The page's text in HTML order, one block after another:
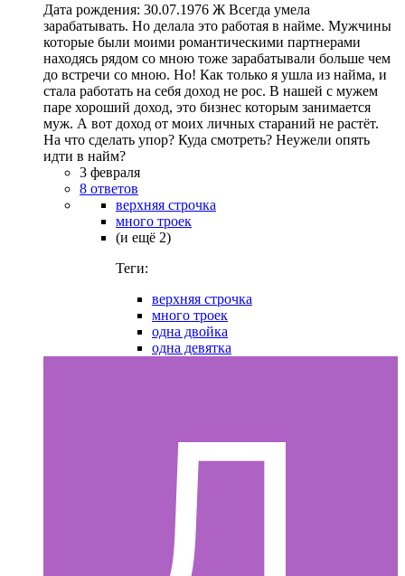
Дата рождения: 30.07.1976 Ж Всегда умела
зарабатывать. Но делала это работая в найме. Мужчины
которые были моими романтическими партнерами
находясь рядом со мною тоже зарабатывали больше чем
до встречи со мною. Но! Как только я ушла из найма, и
стала работать на себя доход не рос. В нашей с мужем
паре хороший доход, это бизнес которым занимается
муж. А вот доход от моих личных стараний не растёт.
На что сделать упор? Куда смотреть? Неужели опять
идти в найм?
3 февраля
8 ответов
верхняя строчка
много троек
(и ещё 2)
Теги:
верхняя строчка
много троек
одна двойка
одна девятка